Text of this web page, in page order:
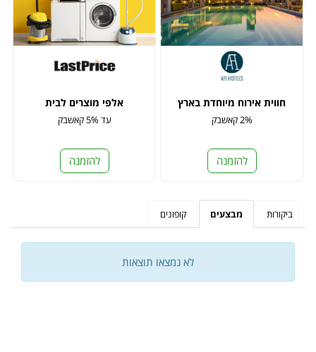
חווית אירוח מיוחדת בארץ
2% קאשבק
להזמנה
אלפי מוצרים לבית
עד 5% קאשבק
להזמנה
ביקורות מבצעים קופונים
לא נמצאו תוצאות